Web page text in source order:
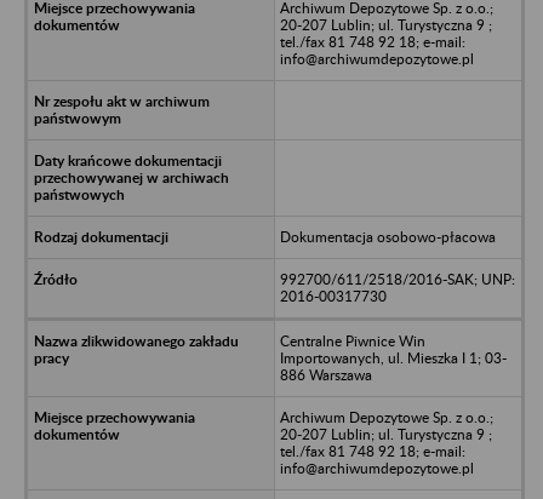
Archiwum Depozytowe Sp. z o.o.;
20-207 Lublin; ul. Turystyczna 9 ;
tel./fax 81 748 92 18; e-mail:
info@archiwumdepozytowe.pl
Dokumentacja osobowo-płacowa
992700/611/2518/2016-SAK; UNP:
2016-00317730
Centralne Piwnice Win
Importowanych, ul. Mieszka I 1; 03-
886 Warszawa
Archiwum Depozytowe Sp. z o.o.;
20-207 Lublin; ul. Turystyczna 9 ;
tel./fax 81 748 92 18; e-mail:
info@archiwumdepozytowe.pl